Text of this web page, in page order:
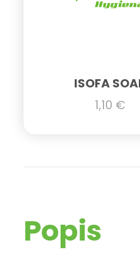
ISOFA
1,10 €
Popis